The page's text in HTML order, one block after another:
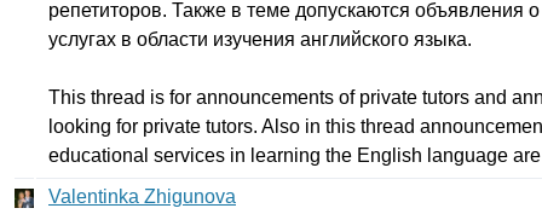
репетиторов. Также в теме допускаются объявления
услугах в области изучения английского языка.
This thread is for announcements of private tutors and
looking for private tutors. Also in this thread
educational services in learning the English language are
Valentinka Zhigunova